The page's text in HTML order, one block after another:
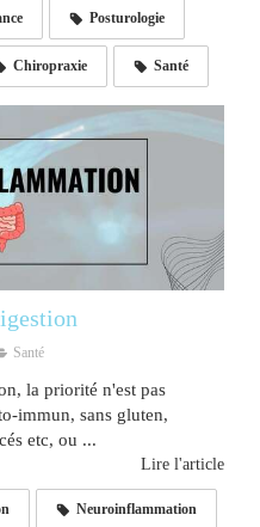
Posturologie
Chiropraxie Santé
Santé
la priorité n'est pas
immun, sans gluten,
etc, ou ...
Lire l'article
Neuroinflammation